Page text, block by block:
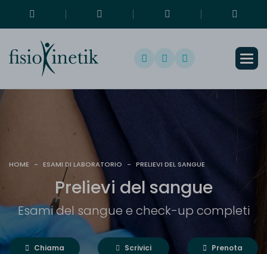
HOME - ESAMI DI LABORATORIO - PRELIEVI DEL SANGUE
Prelievi del sangue
Esami del sangue e check-up completi
Chiama Scrivici Prenota